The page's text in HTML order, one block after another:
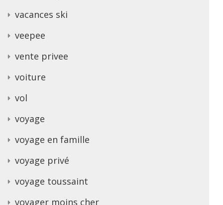
vacances ski
veepee
vente privee
voiture
vol
voyage
voyage en famille
voyage privé
voyage toussaint
voyager moins cher